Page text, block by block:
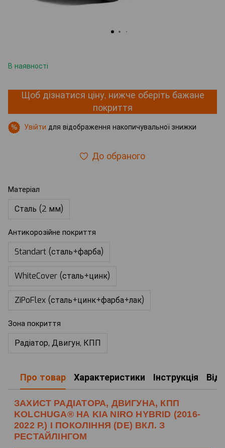
В наявності
Щоб дізнатися ціну, нижче оберіть бажане
покриття
% Увійти для відображення накопичувальної знижки
До обраного
Матеріал
Сталь (2 мм)
Антикорозійне покриття
Standart (сталь+фарба)
WhiteCover (сталь+цинк)
ZiPoFlex (сталь+цинк+фарба+лак)
Зона покриття
Радіатор, Двигун, КПП
Про товар Характеристики Інструкція
ЗАХИСТ РАДІАТОРА, ДВИГУНА, КПП
KOLCHUGA® НА KIA NIRO HYBRID (2016-
2022 Р.) I ПОКОЛІННЯ (DE) ВКЛ. З
РЕСТАЙЛІНГОМ